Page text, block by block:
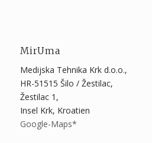
MirUma
Medijska Tehnika Krk d.o.o.,
HR-51515 Šilo / Žestilac,
Žestilac 1,
Insel Krk, Kroatien
Google-Maps*